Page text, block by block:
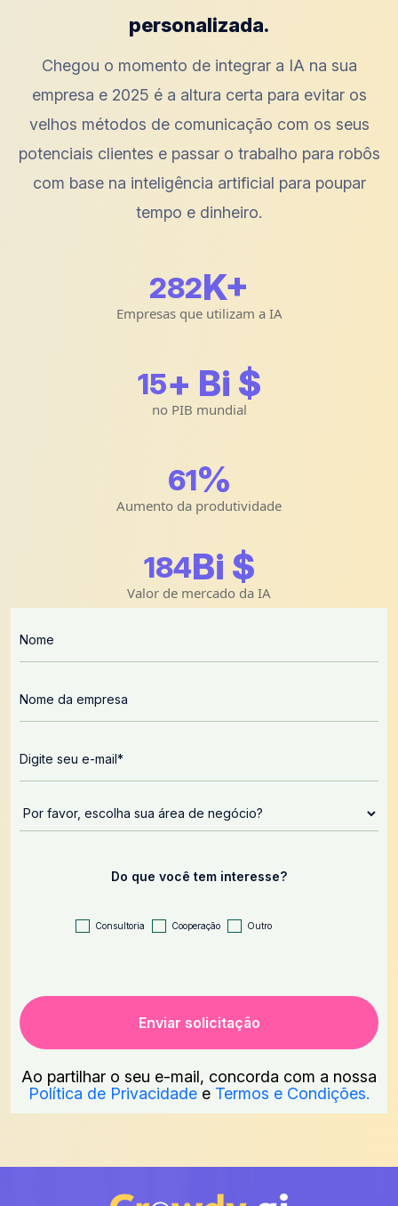
personalizada.
Chegou o momento de integrar a IA na sua
empresa e 2025 é a altura certa para evitar os
velhos métodos de comunicação com os seus
potenciais clientes e passar o trabalho para robôs
com base na inteligência artificial para poupar
tempo e dinheiro.
299K+
Empresas que utilizam a IA
15+ Bi $
no PIB mundial
64%
Aumento da produtividade
196Bi $
Valor de mercado da IA
Do que você tem interesse?
Consultoria Cooperação Outro
Ao partilhar o seu e-mail, concorda com a nossa
Política de Privacidade e Termos e Condições.